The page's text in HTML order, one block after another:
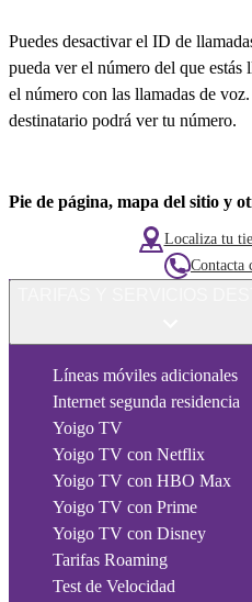
Puedes desactivar el ID de
pueda ver el número del que
el número con las llamadas de
destinatario podrá ver tu número.
Pie de página, mapa del sitio y
Localiza tu
Contacta
Líneas móviles adicionales
Internet segunda residencia
Yoigo TV
Yoigo TV con Netflix
Yoigo TV con HBO Max
Yoigo TV con Prime
Yoigo TV con Disney
Tarifas Roaming
Test de Velocidad